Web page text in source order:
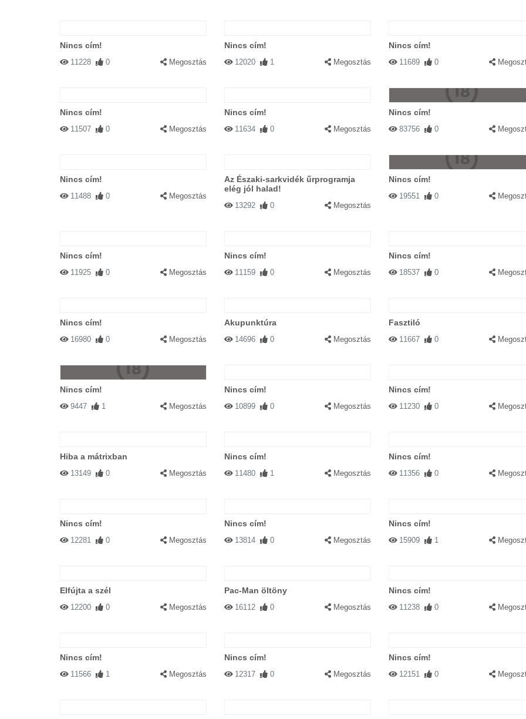
Nincs cím!
11228 0 Megosztás
Nincs cím!
12020 1 Megosztás
Nincs cím!
11689 0
Nincs cím!
11507 0 Megosztás
Nincs cím!
11634 0 Megosztás
Nincs cím!
83756 0
Nincs cím!
11488 0 Megosztás
Az Északi-sarkvidék űrprogramja
elég jól halad!
13292 0 Megosztás
Nincs cím!
19551 0
Nincs cím!
11925 0 Megosztás
Nincs cím!
11159 0 Megosztás
Nincs cím!
18537 0
Nincs cím!
16980 0 Megosztás
Akupunktúra
14696 0 Megosztás
Fasztiló
11667 0
Nincs cím!
9447 1 Megosztás
Nincs cím!
10899 0 Megosztás
Nincs cím!
11230 0
Hiba a mátrixban
13149 0 Megosztás
Nincs cím!
11480 1 Megosztás
Nincs cím!
11356 0
Nincs cím!
12281 0 Megosztás
Nincs cím!
13814 0 Megosztás
Nincs cím!
15909 1
Elfújta a szél
12200 0 Megosztás
Pac-Man öltöny
16112 0 Megosztás
Nincs cím!
11238 0
Nincs cím!
11566 1 Megosztás
Nincs cím!
12317 0 Megosztás
Nincs cím!
12151 0